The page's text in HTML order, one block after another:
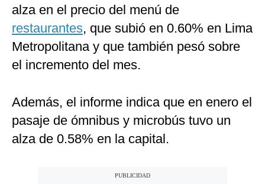
alza en el precio del menú de
restaurantes, que subió en 0.60% en Lima
Metropolitana y que también pesó sobre
el incremento del mes.
Además, el informe indica que en enero el
pasaje de ómnibus y microbús tuvo un
alza de 0.58% en la capital.